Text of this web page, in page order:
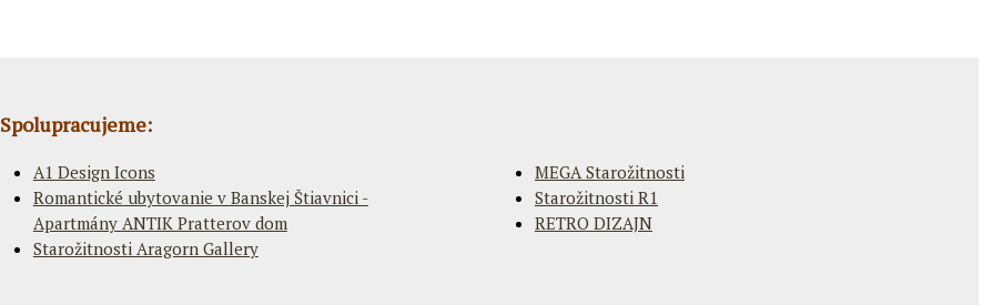
Spolupracujeme:
A1 Design Icons
Romantické ubytovanie v Banskej Štiavnici -
Apartmány ANTIK Pratterov dom
Starožitnosti Aragorn Gallery
MEGA Starožitnosti
Starožitnosti R1
RETRO DIZAJN